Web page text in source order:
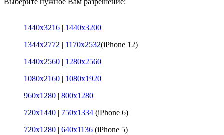
Выберите нужное Вам разрешение:
1440x3216 | 1440x3200
1344x2772 | 1170x2532(iPhone 12)
1440x2560 | 1280x2560
1080x2160 | 1080x1920
960x1280 | 800x1280
720x1440 | 750x1334 (iPhone 6)
720x1280 | 640x1136 (iPhone 5)